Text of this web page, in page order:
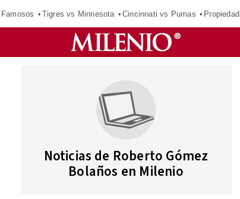
Tigres vs Minnesota Cincinnati vs Pumas Propiedad
Noticias de Roberto Gómez
Bolaños en Milenio